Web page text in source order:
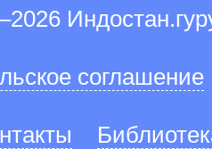
соглашение